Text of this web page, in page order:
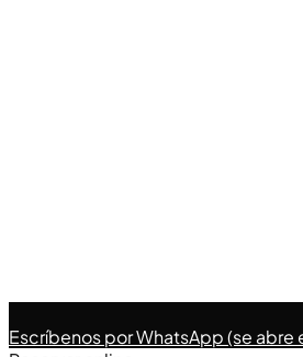
Escríbenospor WhatsApp (se abre